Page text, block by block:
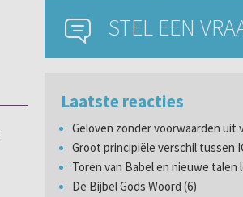
STEL EEN
Laatste reacties
Geloven zonder voorwaarden uit
Groot principiële verschil tussen
Toren van Babel en nieuwe talen
De Bijbel Gods Woord (6)